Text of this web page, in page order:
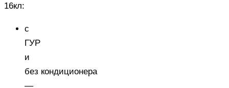
16кл:
с
ГУР
и
без кондиционера
—